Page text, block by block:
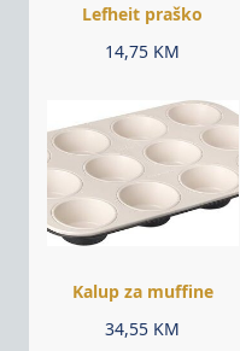
Lefheit praško
14,75 KM
Kalup za muffine
34,55 KM